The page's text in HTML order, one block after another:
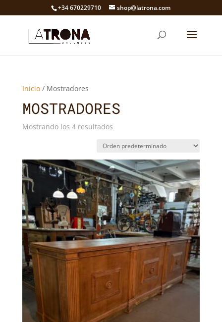
+34 670229710 shop@latrona.com
Inicio/ Mostradores
MOSTRADORES
Mostrando los 4 resultados